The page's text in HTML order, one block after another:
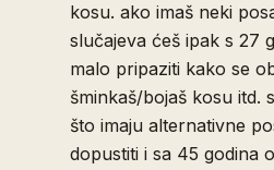
kosu. ako imaš neki
slučajeva ćeš ipak s 27
malo pripaziti kako se
šminkaš/bojaš kosu itd.
što imaju alternativne
dopustiti i sa 45 godina